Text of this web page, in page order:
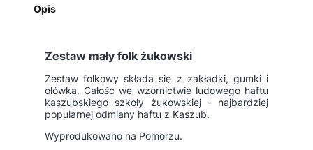
Opis
Zestaw mały folk żukowski
Zestaw folkowy składa się z zakładki, gumki i
ołówka. Całość we wzornictwie ludowego haftu
kaszubskiego szkoły żukowskiej - najbardziej
popularnej odmiany haftu z Kaszub.
Wyprodukowano na Pomorzu.